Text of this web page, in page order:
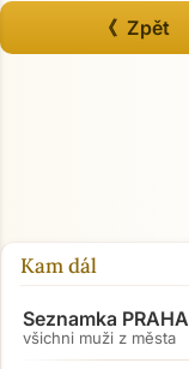
《 Zpět
Kam dál
Seznamka PRAHA
všichni muži z města